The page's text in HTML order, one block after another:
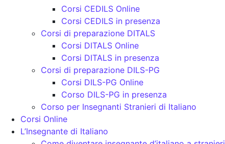
Corsi CEDILS Online
Corsi CEDILS in presenza
Corsi di preparazione DITALS
Corsi DITALS Online
Corsi DITALS in presenza
Corsi di preparazione DILS-PG
Corsi DILS-PG Online
Corso DILS-PG in presenza
Corso per Insegnanti Stranieri di Italiano
Corsi Online
L’Insegnante di Italiano